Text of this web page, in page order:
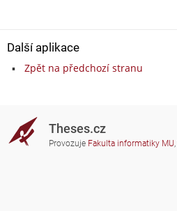
Další aplikace
Zpět na předchozí stranu
Theses.cz
Provozuje Fakulta informatiky MU,